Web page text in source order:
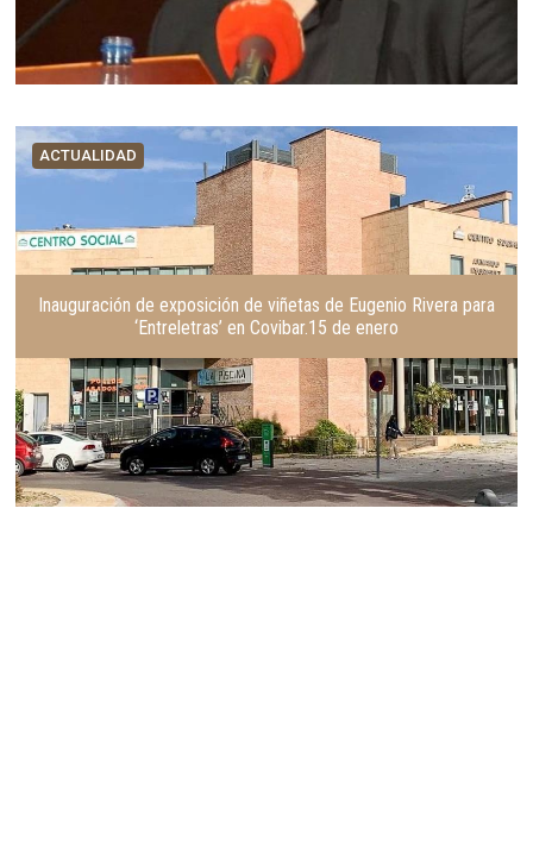
ACTUALIDAD
Inauguración de exposición de viñetas de Eugenio Rivera para
‘Entreletras’ en Covibar.15 de enero